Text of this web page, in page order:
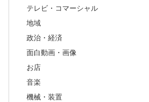
テレビ・コマーシャル
地域
政治・経済
面白動画・画像
お店
音楽
機械・装置